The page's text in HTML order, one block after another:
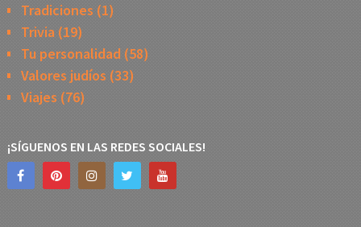
Tradiciones (1)
Trivia(19)
Tu personalidad(58)
Valores judíos (33)
Viajes (76)
¡SÍGUENOS EN LAS REDES SOCIALES!